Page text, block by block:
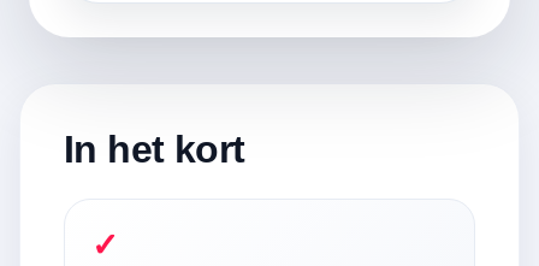
In het kort
✓